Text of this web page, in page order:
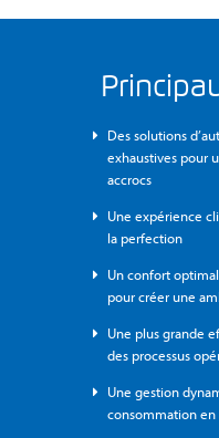
Des solutions
exhaustives pour
accrocs
Une expérience
la perfection
Un confort
pour créer une
Une plus grande
des processus
Une gestion
consommation en